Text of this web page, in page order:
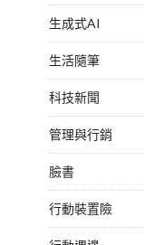
生成式AI
生活隨筆
科技新聞
管理與行銷
臉書
行動裝置險